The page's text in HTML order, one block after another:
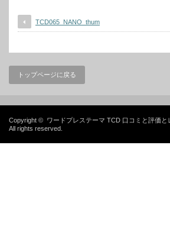
TCD065_NANO_thum
トップページに戻る
Copyright © ワードプレステーマ TCD 口コミと評価と
All rights reserved.